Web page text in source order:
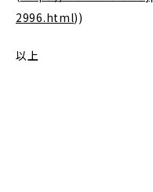
2996.html))
以上